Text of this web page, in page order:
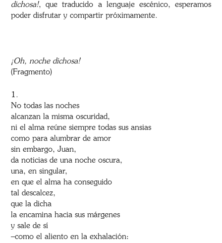
dichosa!, que traducido
a lenguaje escénico, esperamos
poder disfrutar y compartir próximamente.
¡Oh, noche dichosa!
(Fragmento)
1.
No todas las noches
alcanzan la misma oscuridad,
ni el alma reúne siempre todas sus ansias
como para alumbrar de amor
sin embargo, Juan,
da noticias de una noche oscura,
una, en singular,
en que el alma ha conseguido
tal descalcez,
que la dicha
la encamina hacia sus márgenes
y sale de sí
–como el aliento en la exhalación: